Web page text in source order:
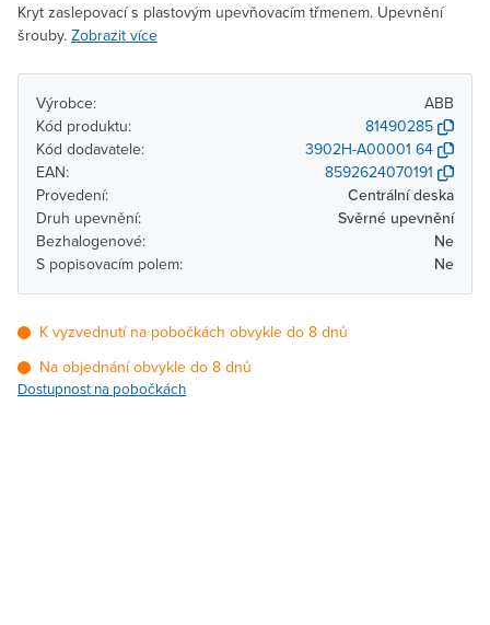
Kryt zaslepovací s plastovým upevňovacím třmenem. Upevnění
šrouby. Zobrazit více
Výrobce:
ABB
Kód produktu:
81490285
Kód dodavatele:
3902H-A00001 64
EAN:
8592624070191
Provedení:
Centrální deska
Druh upevnění:
Svěrné upevnění
Bezhalogenové:
Ne
S popisovacím polem:
Ne
K vyzvednutí na pobočkách obvykle do 8 dnů
Na objednání obvykle do 8 dnů
Dostupnost na pobočkách